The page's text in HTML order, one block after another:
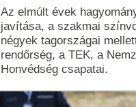
Az elmúlt évek
javítása, a szakmai
négyek tagországai
rendőrség, a TEK, a
Honvédség csapatai.